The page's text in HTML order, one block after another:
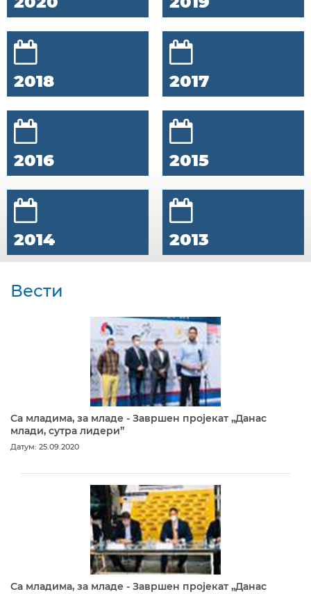
2018 2017
2016 2015
2014 2013
Вести
Са младима, за младе - Завршен пројекат „Данас
млади, сутра лидери”
Датум: 25.09.2020
Са младима, за младе - Завршен пројекат „Данас